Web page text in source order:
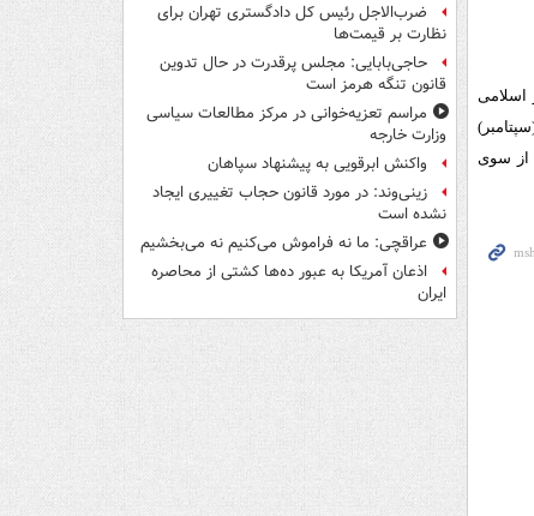
اسلامی
(سپتامبر)
از سوی
ضرب‌الاجل رئیس کل دادگستری تهران برای
نظارت بر قیمت‌ها
حاجی‌بابایی: مجلس پرقدرت در حال تدوین
قانون تنگه هرمز است
مراسم تعزیه‌خوانی در مرکز مطالعات سیاسی
وزارت خارجه
واکنش ابرقویی به پیشنهاد سپاهان
زینی‌وند: در مورد قانون حجاب تغییری ایجاد
نشده است
عراقچی: ما نه فراموش می‌کنیم نه می‌بخشیم
اذعان آمریکا به عبور ده‌ها کشتی از محاصره
ایران